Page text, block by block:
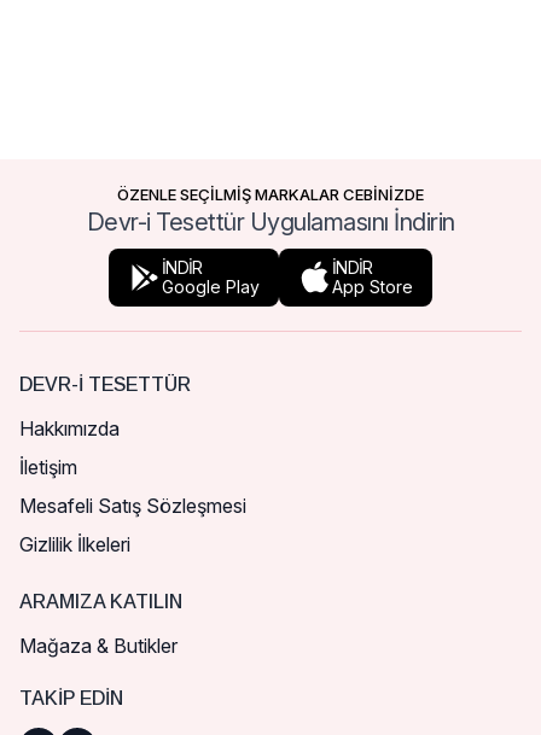
ÖZENLE SEÇİLMİŞ MARKALAR CEBİNİZDE
Devr-i Tesettür Uygulamasını İndirin
İNDİR
Google Play
İNDİR
App Store
DEVR-I TESETTÜR
Hakkımızda
İletişim
Mesafeli Satış Sözleşmesi
Gizlilik İlkeleri
ARAMIZA KATILIN
Mağaza & Butikler
TAKIP EDIN